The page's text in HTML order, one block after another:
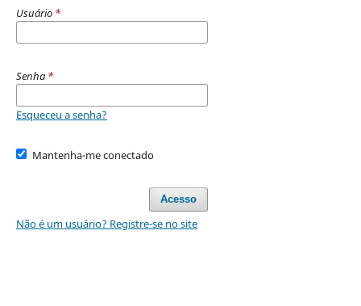
Usuário *
Senha *
Esqueceu a senha?
Mantenha-me conectado
Acesso
Não é um usuário? Registre-se no site